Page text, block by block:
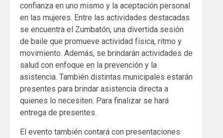
confianza en uno mismo y la aceptación personal
en las mujeres. Entre las actividades destacadas
se encuentra el Zumbatón, una divertida sesión
de baile que promueve actividad física, ritmo y
movimiento. Además, se brindarán actividades de
salud con enfoque en la prevención y la
asistencia. También distintas municipales estarán
presentes para brindar asistencia directa a
quienes lo necesiten. Para finalizar se hará
entrega de presentes.
El evento también contará con presentaciones